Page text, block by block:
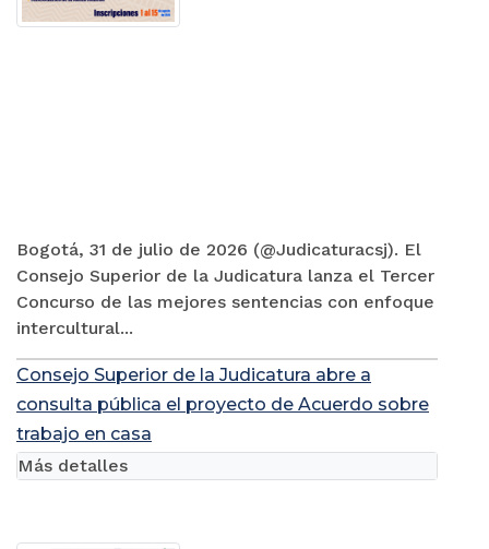
Bogotá, 31 de julio de 2026 (@Judicaturacsj). El
Consejo Superior de la Judicatura lanza el Tercer
Concurso de las mejores sentencias con enfoque
intercultural...
Consejo Superior de la Judicatura abre a
consulta pública el proyecto de Acuerdo sobre
trabajo en casa
Más detalles